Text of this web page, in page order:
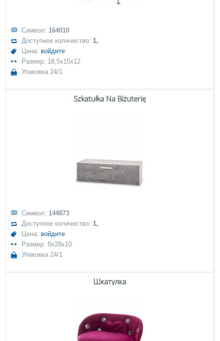
Символ: 164010
Доступное количество:1,
Цена: войдите
Размер: 18,5x15x12
Упаковка 24/1
Szkatułka Na Biżuterię
Символ: 144873
Доступное количество:1,
Цена: войдите
Размер: 8x28x10
Упаковка 24/1
Шкатулка